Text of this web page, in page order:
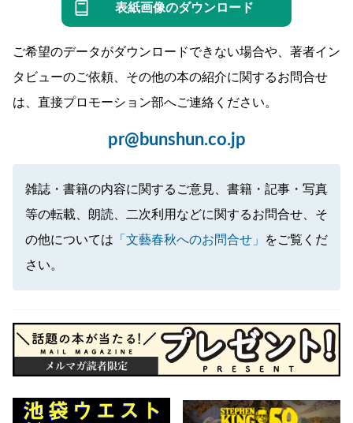
表紙画像のダウンロード
ご希望のデータがダウンロードできない場合や、著者イン
タビューのご依頼、その他の本の紹介に関するお問合せ
は、直接プロモーション部へご連絡ください。
pr@bunshun.co.jp
雑誌・書籍の内容に関するご意見、書籍・記事・写真
等の転載、朗読、二次利用などに関するお問合せ、そ
の他については 「文藝春秋へのお問合せ」
をご覧くだ
さい。